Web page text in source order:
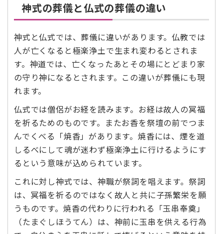
神式の葬儀と仏式の葬儀の違い
神式と仏式では、葬儀に違いがあります。仏教では
人が亡くなると極楽浄土で生まれ変わるとされま
す。神道では、亡くなったあとその場にとどまり家
の守り神になるとされます。この違いが葬儀にも現
れます。
仏式では僧侶がお経を読みます。お経は故人の冥福
を祈るためのものです。またお香を祭壇の前でつま
んでくべる「焼香」があります。焼香には、煙を道
しるべにして魂が迷わず極楽浄土に行けるようにす
るという意味が込められています。
これに対し神式では、神職が祭詞を唱えます。祭詞
は、冥福を祈るのではなく故人と共に子孫繁栄を願
うものです。焼香の代わりに行われる「玉串奉奠」
（たまぐしほうてん）は、神前に玉串を供える行為